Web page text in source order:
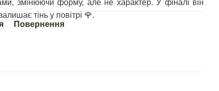
змінюючи форму, але не характер. У фіналі він
тінь у повітрі 🌹.
Повернення